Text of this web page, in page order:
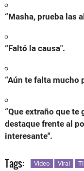
“Masha, prueba las
“Faltó la causa".
“Aún te falta mucho
“Que extraño que te
destaque frente al
interesante".
Tags: Video Viral